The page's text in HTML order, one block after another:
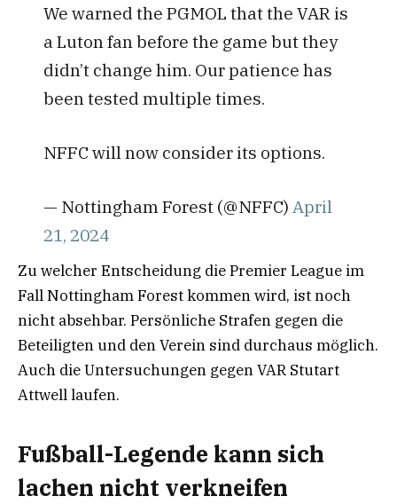
We warned the PGMOL that the VAR is
a Luton fan before the game but they
didn’t change him. Our patience has
been tested multiple times.
NFFC will now consider its options.
— Nottingham Forest (@NFFC) April
21, 2024
Zu welcher Entscheidung die Premier League im
Fall Nottingham Forest kommen wird, ist noch
nicht absehbar. Persönliche Strafen gegen die
Beteiligten und den Verein sind durchaus möglich.
Auch die Untersuchungen gegen VAR Stutart
Attwell laufen.
Fußball-Legende kann sich
lachen nicht verkneifen